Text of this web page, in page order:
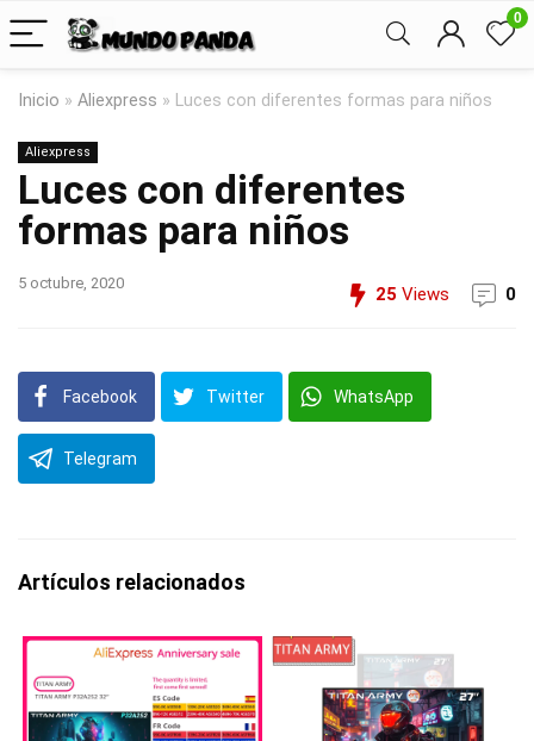
0
Inicio » Aliexpress » Luces con diferentes formas para niños
Aliexpress
Luces con diferentes
formas para niños
5 octubre, 2020
25 Views 0
Facebook Twitter WhatsApp
Telegram
Artículos relacionados